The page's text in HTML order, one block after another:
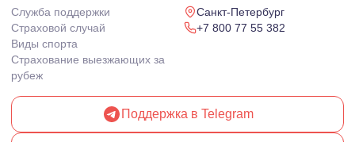
Служба поддержки
Страховой случай
Виды спорта
Страхование выезжающих за
рубеж
Санкт-Петербург
+7 800 77 55 382
Поддержка в Telegram